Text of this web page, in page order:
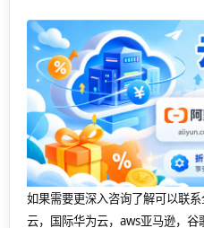
如果需要更深入咨询了解可以联
云，国际华为云，aws亚马逊，